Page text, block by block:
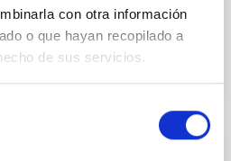
con otra información
o que hayan recopilado a
de sus servicios.